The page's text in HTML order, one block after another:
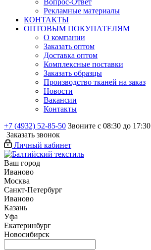
Вопрос-Ответ
Рекламные материалы
КОНТАКТЫ
ОПТОВЫМ ПОКУПАТЕЛЯМ
О компании
Заказать оптом
Доставка оптом
Комплексные поставки
Заказать образцы
Производство тканей на заказ
Новости
Вакансии
Контакты
+7 (4932) 52-85-50 Звоните с 08:30 до 17:30
Заказать звонок
Личный кабинет
Ваш город
Иваново
Москва
Санкт-Петербург
Иваново
Казань
Уфа
Екатеринбург
Новосибирск